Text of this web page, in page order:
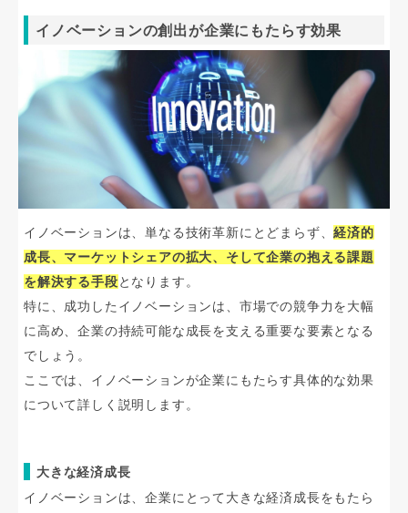
イノベーションの創出が企業にもたらす効果
イノベーションは、単なる技術革新にとどまらず、経済的
成長、マーケットシェアの拡大、そして企業の抱える課題
を解決する手段となります。
特に、成功したイノベーションは、市場での競争力を大幅
に高め、企業の持続可能な成長を支える重要な要素となる
でしょう。
ここでは、イノベーションが企業にもたらす具体的な効果
について詳しく説明します。
大きな経済成長
イノベーションは、企業にとって大きな経済成長をもたら